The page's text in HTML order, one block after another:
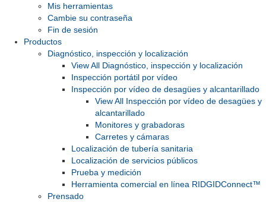
Mis herramientas
Cambie su contraseña
Fin de sesión
Productos
Diagnóstico, inspección y localización
View All Diagnóstico, inspección y localización
Inspección portátil por vídeo
Inspección por vídeo de desagües y alcantarillado
View All Inspección por vídeo de desagües y
alcantarillado
Monitores y grabadoras
Carretes y cámaras
Localización de tubería sanitaria
Localización de servicios públicos
Prueba y medición
Herramienta comercial en línea RIDGIDConnect™
Prensado